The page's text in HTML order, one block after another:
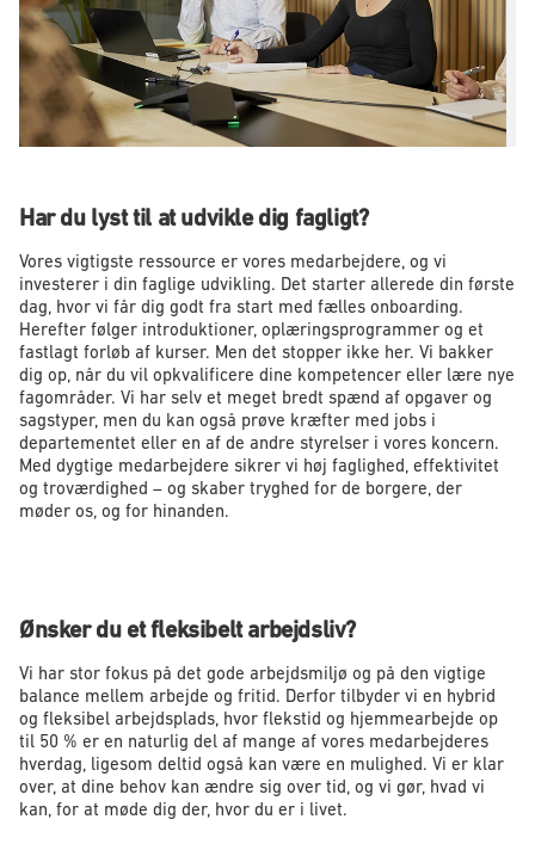
Har du lyst til at udvikle dig fagligt?
Vores vigtigste ressource er vores medarbejdere, og vi
investerer i din faglige udvikling. Det starter allerede din første
dag, hvor vi får dig godt fra start med fælles onboarding.
Herefter følger introduktioner, oplæringsprogrammer og et
fastlagt forløb af kurser. Men det stopper ikke her. Vi bakker
dig op, når du vil opkvalificere dine kompetencer eller lære nye
fagområder. Vi har selv et meget bredt spænd af opgaver og
sagstyper, men du kan også prøve kræfter med jobs i
departementet eller en af de andre styrelser i vores koncern.
Med dygtige medarbejdere sikrer vi høj faglighed, effektivitet
og troværdighed – og skaber tryghed for de borgere, der
møder os, og for hinanden.
Ønsker du et fleksibelt arbejdsliv?
Vi har stor fokus på det gode arbejdsmiljø og på den vigtige
balance mellem arbejde og fritid. Derfor tilbyder vi en hybrid
og fleksibel arbejdsplads, hvor flekstid og hjemmearbejde op
til 50 % er en naturlig del af mange af vores medarbejderes
hverdag, ligesom deltid også kan være en mulighed. Vi er klar
over, at dine behov kan ændre sig over tid, og vi gør, hvad vi
kan, for at møde dig der, hvor du er i livet.